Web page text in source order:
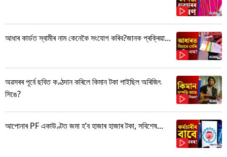
আধাৰ কাৰ্ডত স্বামীৰ নাম কেনেকৈ সংযোগ কৰিব?জানক প্ৰক্ৰিয়া...
অৱসৰৰ পূৰ্বে ছবিত কণ্ঠদান কৰিলে কিমান টকা পাইছিল অৰিজিৎ
সিঙে?
আপোনাৰ PF একাউণ্টত জমা হ’ব হাজাৰ হাজাৰ টকা, সবিশেষ...